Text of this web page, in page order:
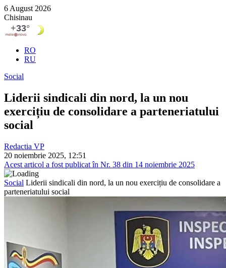
6 August 2026
Chisinau
RO
RU
Social
Liderii sindicali din nord, la un nou
exercițiu de consolidare a parteneriatului
social
Redactia VP
20 noiembrie 2025, 12:51
Acest articol a fost publicat în Nr. 38 din 14 noiembrie 2025
Social Liderii sindicali din nord, la un nou exercițiu de consolidare a
parteneriatului social